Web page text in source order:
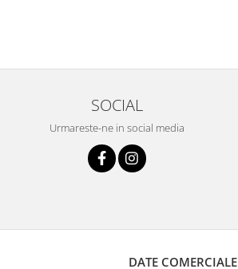
SOCIAL
Urmareste-ne in social media
DATE COMERCIALE